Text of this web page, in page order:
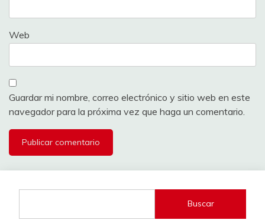
Web
Guardar mi nombre, correo electrónico y sitio web en este
navegador para la próxima vez que haga un comentario.
Buscar